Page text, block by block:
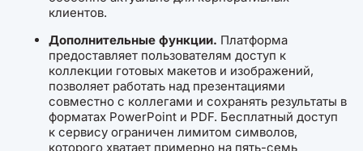
клиентов.
Дополнительные функции. Платформа
предоставляет пользователям доступ к
коллекции готовых макетов и изображений,
позволяет работать над презентациями
совместно с коллегами и сохранять результаты в
форматах PowerPoint и PDF. Бесплатный доступ
к сервису ограничен лимитом символов,
которого хватает примерно на пять-семь